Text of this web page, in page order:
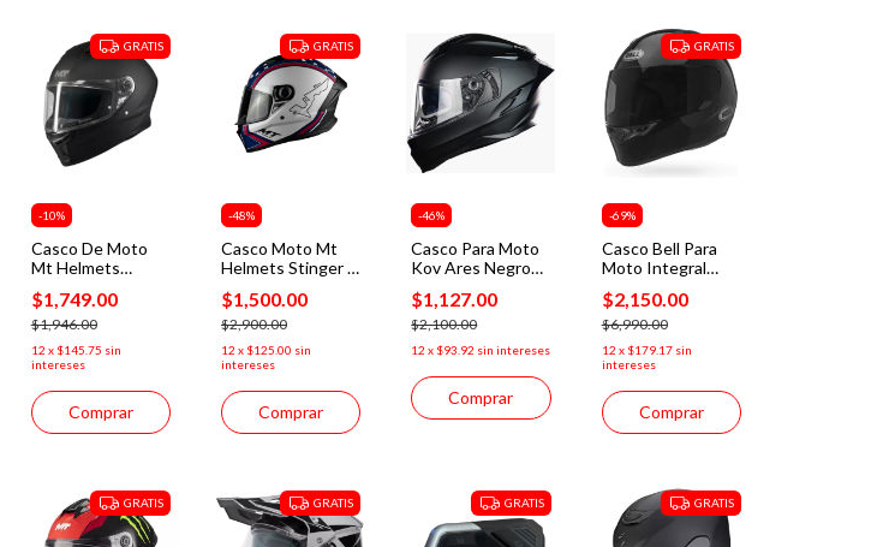
GRATIS
-10%
Casco De Moto
Mt Helmets
Stinger 2 Pure A1
Mate
$1,749.00
$1,946.00
12 x $145.75 sin
intereses
Comprar
GRATIS
-48%
Casco Moto Mt
Helmets Stinger 2
Grand Chelem
Usa Ece2206
$1,500.00
$2,900.00
12 x $125.00 sin
intereses
Comprar
-46%
Casco Para Moto
Kov Ares Negro
Mate Certificado
Dot
$1,127.00
$2,100.00
12 x $93.92 sin intereses
Comprar
GRATIS
-69%
Casco Bell Para
Moto Integral
Qualifier
Certificado Dot
Ngo
$2,150.00
$6,990.00
12 x $179.17 sin
intereses
Comprar
GRATIS GRATIS GRATIS GRATIS